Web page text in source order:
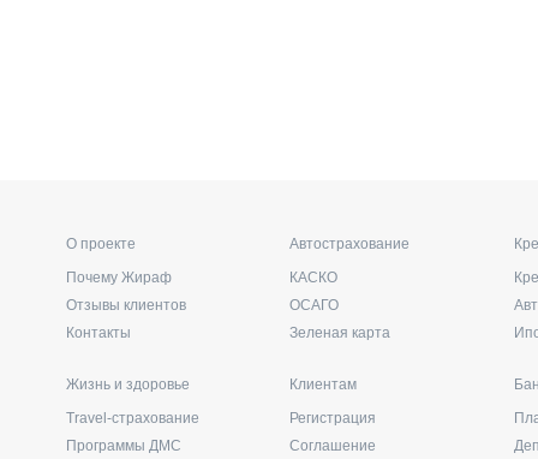
О проекте
Почему Жираф
Отзывы клиентов
Контакты
Автострахование
КАСКО
ОСАГО
Зеленая карта
Жизнь и здоровье
Travel-страхование
Программы ДМС
Клиентам
Регистрация
Соглашение